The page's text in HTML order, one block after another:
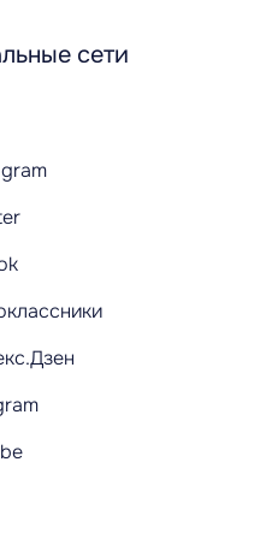
сети